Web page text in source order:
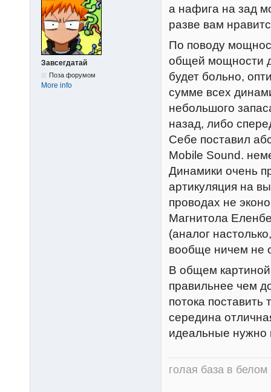
Завсегдатай
Поза форумом
More info
а нафига на зад
разве вам
По поводу
общей мощности
будет больно,
сумме всех
небольшого
назад, либо
Себе поставил
Mobile Sound.
Динамики очень
артикуляция на
проводах не
Магнитола
(аналог
вообще ничем не
В общем картиной
правильнее чем
потока поставить
середина
идеальные нужно
голая база в белом